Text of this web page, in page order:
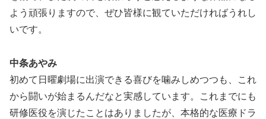
よう頑張りますので、ぜひ皆様に観ていただければうれし
いです。
中条あやみ
初めて日曜劇場に出演できる喜びを噛みしめつつも、これ
から闘いが始まるんだなと実感しています。これまでにも
研修医役を演じたことはありましたが、本格的な医療ドラ